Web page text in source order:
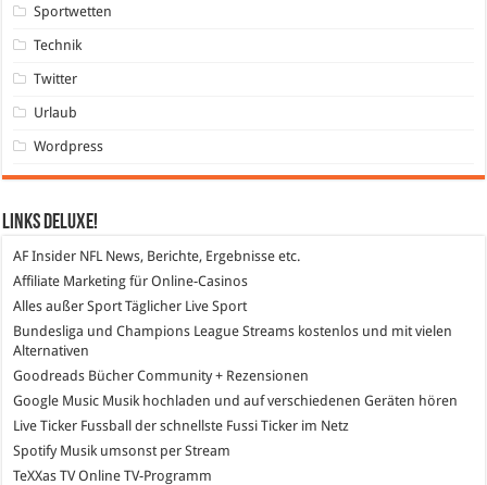
Sportwetten
Technik
Twitter
Urlaub
Wordpress
Links DeLuXe!
AF Insider NFL News, Berichte, Ergebnisse etc.
Affiliate Marketing für Online-Casinos
Alles außer SportTäglicher Live Sport
Bundesliga und Champions League Streams kostenlos und mit vielen
Alternativen
Goodreads Bücher Community + Rezensionen
Google Music Musik hochladen und auf verschiedenen Geräten hören
Live Ticker Fussball
der schnellste Fussi Ticker im Netz
SpotifyMusik umsonst per Stream
TeXXas TVOnline TV-Programm